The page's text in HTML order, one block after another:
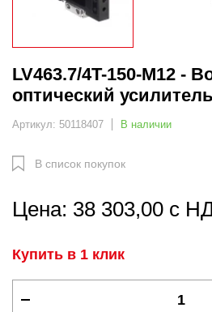
LV463.7/4T-150-M12 -
оптический усилитель
Артикул: 50118407 В наличии
В список покупок
Цена: 38 303,00 с
Купить в 1 клик